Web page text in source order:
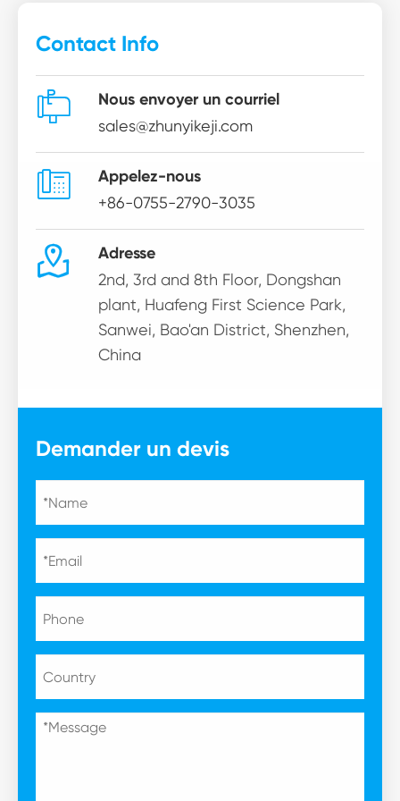
Contact Info
 Nous envoyer un courriel
sales@zhunyikeji.com
 Appelez-nous
+86-0755-2790-3035
 Adresse
2nd, 3rd and 8th Floor, Dongshan
plant, Huafeng First Science Park,
Sanwei, Bao'an District, Shenzhen,
China
Demander un devis